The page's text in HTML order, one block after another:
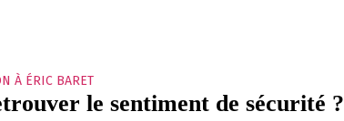
À ÉRIC BARET
le sentiment de sécurité ?